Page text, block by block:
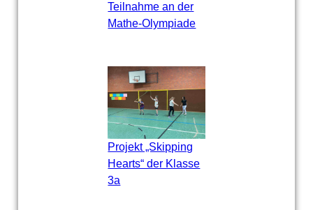
Teilnahme an der
Mathe-Olympiade
Projekt „Skipping
Hearts“ der Klasse
3a